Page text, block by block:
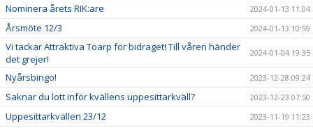
Nominera årets RIK:are 2024-01-13 11:04
Årsmöte 12/3 2024-01-13 10:59
Vi tackar Attraktiva Toarp för bidraget! Till våren händer
det grejer!
2024-01-04 19:35
Nyårsbingo! 2023-12-28 09:24
Saknar du lott inför kvällens uppesittarkväll? 2023-12-23 07:50
Uppesittarkvällen 23/12 2023-11-19 11:23